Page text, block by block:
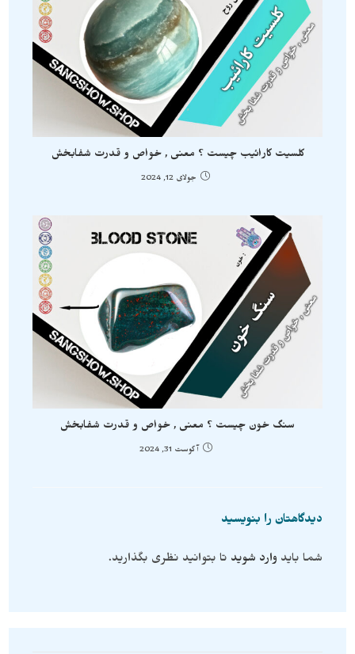
کلسیت کارائیب چیست ؟ معنی , خواص و قدرت شفابخش
جولای 12, 2024
سنگ خون چیست ؟ معنی , خواص و قدرت شفابخش
آگوست 31, 2024
دیدگاهتان را بنویسید
شما باید وارد شوید تا بتوانید نظری بگذارید.